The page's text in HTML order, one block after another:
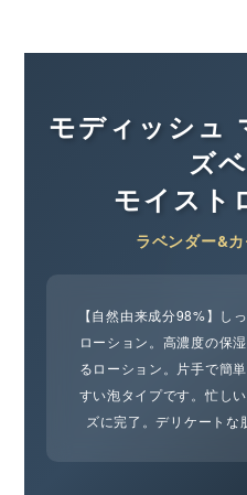
モディッシュ
ズ
モイスト
ラベンダー&
【自然由来成分98%】し
ローション。高濃度の保
るローション。片手で簡
すい泡タイプです。忙し
ズに完了。デリケートな